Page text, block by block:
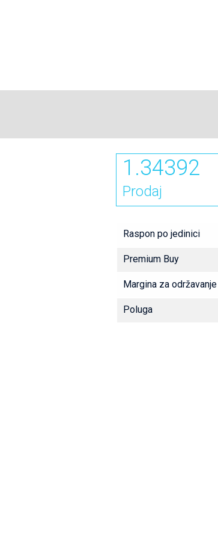
1.34392
Prodaj
Raspon po jedinici
Premium Buy
Margina za održavanje
Poluga